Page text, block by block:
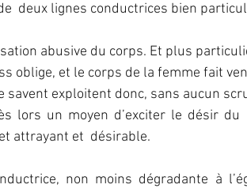
deux lignes conductrices bien
abusive du corps. Et plus
oblige, et le corps de la femme fait
savent exploitent donc, sans aucun
lors un moyen d’exciter le désir
attrayant et  désirable.
non moins dégradante à